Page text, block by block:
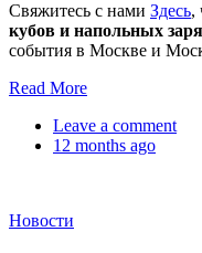
Свяжитесь с нами Здесь,
кубов и напольных
события в Москве и
Read More
Leave a comment
12 months ago
Новости